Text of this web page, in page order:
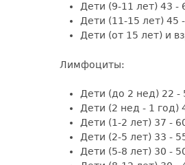
Дети (9-11 лет) 43 -
Дети (11-15 лет) 45
Дети (от 15 лет) и
Лимфоциты:
Дети (до 2 нед) 22 -
Дети (2 нед - 1 год)
Дети (1-2 лет) 37 -
Дети (2-5 лет) 33 -
Дети (5-8 лет) 30 -